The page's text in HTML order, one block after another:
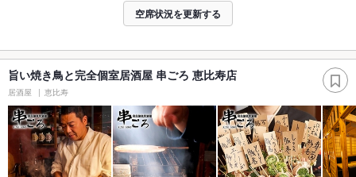
空席状況を更新する
旨い焼き鳥と完全個室居酒屋 串ごろ 恵比寿店
居酒屋 恵比寿